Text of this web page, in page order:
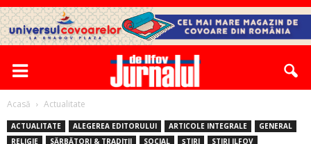
Acasă Actualitate
ACTUALITATE ALEGEREA EDITORULUI ARTICOLE INTEGRALE
GENERAL
RELIGIE
SĂRBĂTORI & TRADIȚII SOCIAL ȘTIRI
STIRI ILFOV